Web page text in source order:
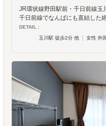
JR環状線野田駅前・千日前線玉
千日前線でなんばにも直結した
DETAIL :
玉川駅 徒歩2分 他
女性 外